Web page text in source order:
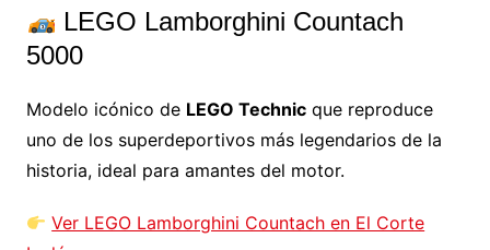
LEGO Lamborghini Countach
5000
Modelo icónico de LEGO Technicque reproduce
uno de los superdeportivos más legendarios de la
historia, ideal para amantes del motor.
Ver LEGO Lamborghini Countach en El Corte